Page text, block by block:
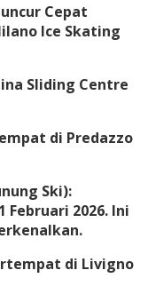
Cepat
Ice Skating
Sliding Centre
di Predazzo
Ski):
Februari 2026. Ini
di Livigno